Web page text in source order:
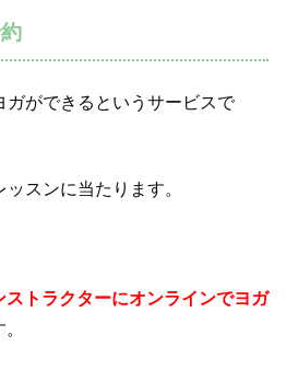
ガができるというサービスで
スンに当たります。
トラクターにオンラインでヨガ